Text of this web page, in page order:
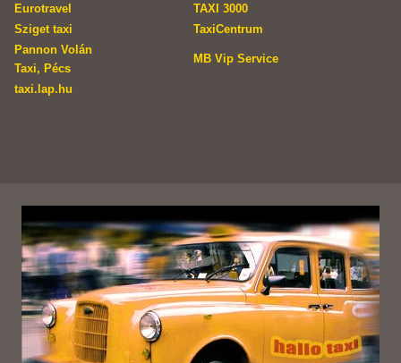
Eurotravel
TAXI 3000
Sziget taxi
TaxiCentrum
Pannon Volán
Taxi, Pécs
MB Vip Service
taxi.lap.hu